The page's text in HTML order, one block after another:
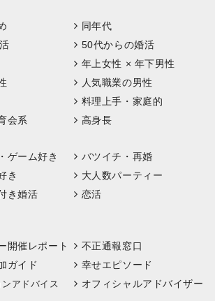
同年代
50代からの婚活
年上女性 × 年下男性
人気職業の男性
料理上手・家庭的
会系
高身長
ゲーム好き
バツイチ・再婚
き
大人数パーティー
き婚活
恋活
開催レポート 不正通報窓口
ガイド
幸せエピソード
アドバイス オフィシャルアドバイザー